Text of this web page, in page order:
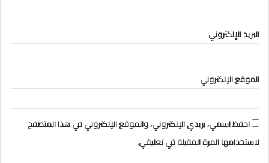
البريد الإلكتروني
الموقع الإلكتروني
احفظ اسمي، بريدي الإلكتروني، والموقع الإلكتروني في هذا المتصفح
لاستخدامها المرة المقبلة في تعليقي.